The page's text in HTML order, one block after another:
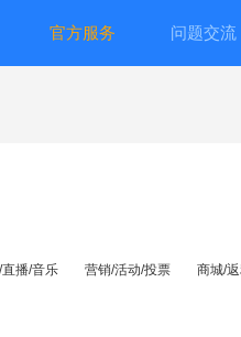
官方服务 问题交流
播/音乐 营销/活动/投票 商城/